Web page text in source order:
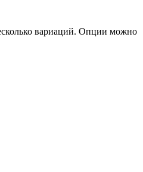
вариаций. Опции можно